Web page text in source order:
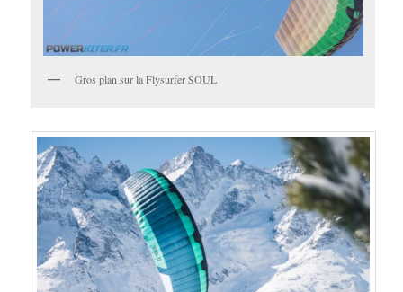
Gros plan sur la Flysurfer SOUL